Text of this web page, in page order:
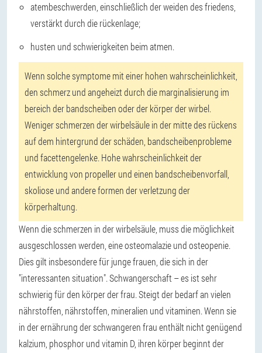
atembeschwerden, einschließlich der weiden des friedens,
verstärkt durch die rückenlage;
husten und schwierigkeiten beim atmen.
Wenn solche symptome mit einer hohen wahrscheinlichkeit,
den schmerz und angeheizt durch die marginalisierung im
bereich der bandscheiben oder der körper der wirbel.
Weniger schmerzen der wirbelsäule in der mitte des rückens
auf dem hintergrund der schäden, bandscheibenprobleme
und facettengelenke. Hohe wahrscheinlichkeit der
entwicklung von propeller und einen bandscheibenvorfall,
skoliose und andere formen der verletzung der
körperhaltung.
Wenn die schmerzen in der wirbelsäule, muss die möglichkeit
ausgeschlossen werden, eine osteomalazie und osteopenie.
Dies gilt insbesondere für junge frauen, die sich in der
"interessanten situation". Schwangerschaft – es ist sehr
schwierig für den körper der frau. Steigt der bedarf an vielen
nährstoffen, nährstoffen, mineralien und vitaminen. Wenn sie
in der ernährung der schwangeren frau enthält nicht genügend
kalzium, phosphor und vitamin D, ihren körper beginnt der